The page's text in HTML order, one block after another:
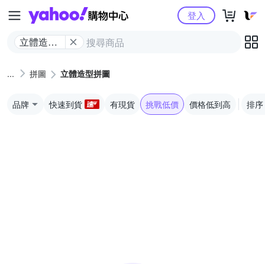
Yahoo購物中心
立體造型
登入
拼圖 立體造型拼圖
品牌 快速到貨 有現貨 挑戰低價 價格低到高 排序